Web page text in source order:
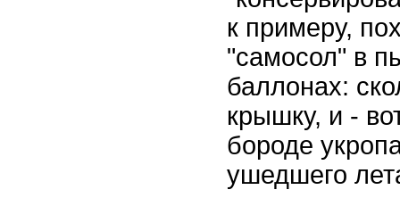
к примеру,
"самосол" в
баллонах:
крышку, и -
бороде
ушедшего